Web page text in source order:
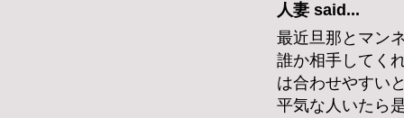
人妻 said...
最近旦那とマン
誰か相手してく
は合わせやすい
平気な人いたら